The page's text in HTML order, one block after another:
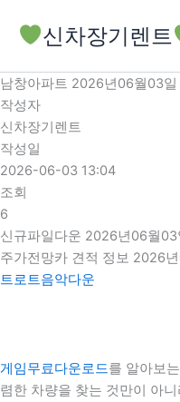
로
건
너
뛰
기
신차장기렌트
남창아파트 2026년06월03
작성자
신차장기렌트
작성일
2026-06-03 13:04
조회
6
신규파일다운 2026년06월
주가전망카 견적 정보 2026
트로트음악다운
게임무료다운로드를 알아보
렴한 차량을 찾는 것만이 아